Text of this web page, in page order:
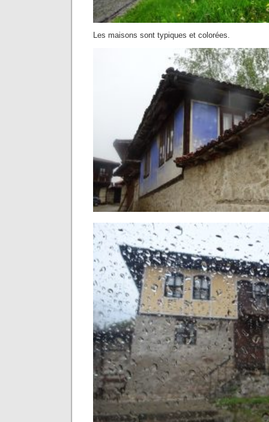
Les maisons sont typiques et colorées.